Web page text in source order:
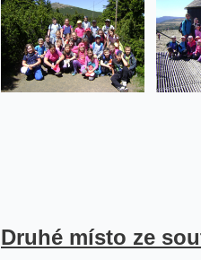
Druhé místo ze